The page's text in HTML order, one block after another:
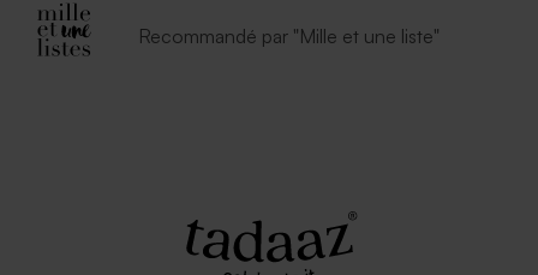
Recommandé par "Mille et une liste"